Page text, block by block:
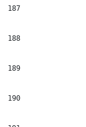
187
188
189
190